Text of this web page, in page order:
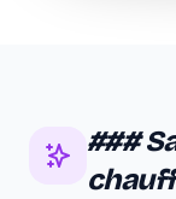
###